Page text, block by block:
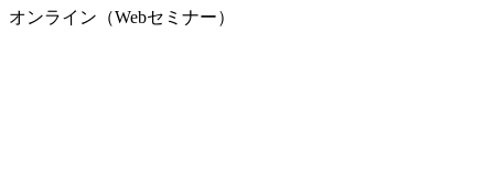
オンライン（Webセミナー）